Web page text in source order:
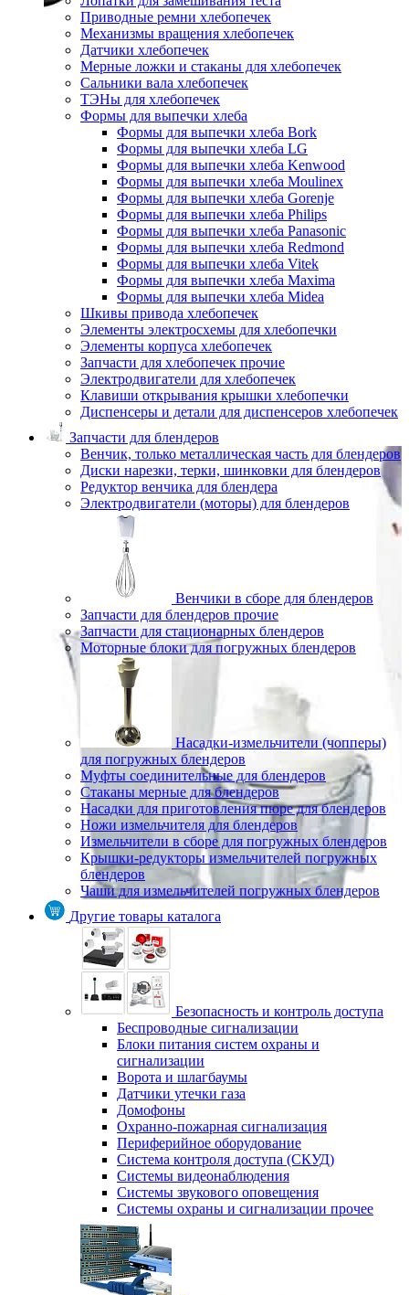
Приводные ремни хлебопечек
Механизмы вращения хлебопечек
Датчики хлебопечек
Мерные ложки и стаканы для хлебопечек
Сальники вала хлебопечек
ТЭНы для хлебопечек
Формы для выпечки хлеба
Формы для выпечки хлеба Bork
Формы для выпечки хлеба LG
Формы для выпечки хлеба Kenwood
Формы для выпечки хлеба Moulinex
Формы для выпечки хлеба Gorenje
Формы для выпечки хлеба Philips
Формы для выпечки хлеба Panasonic
Формы для выпечки хлеба Redmond
Формы для выпечки хлеба Vitek
Формы для выпечки хлеба Maxima
Формы для выпечки хлеба Midea
Шкивы привода хлебопечек
Элементы электросхемы для хлебопечки
Элементы корпуса хлебопечек
Запчасти для хлебопечек прочие
Электродвигатели для хлебопечек
Клавиши открывания крышки хлебопечки
Диспенсеры и детали для диспенсеров хлебопечек
Запчасти для блендеров
Венчик, только металлическая часть для блендеров
Диски нарезки, терки, шинковки для блендеров
Редуктор венчика для блендера
Электродвигатели (моторы) для блендеров
Венчики в сборе для блендеров
Запчасти для блендеров прочие
Запчасти для стационарных блендеров
Моторные блоки для погружных блендеров
Насадки-измельчители (чопперы)
для погружных блендеров
Муфты соединительные для блендеров
Стаканы мерные для блендеров
Насадки для приготовления пюре для блендеров
Ножи измельчителя для блендеров
Измельчители в сборе для погружных блендеров
Крышки-редукторы измельчителей погружных
блендеров
Чаши для измельчителей погружных блендеров
Другие товары каталога
Безопасность и контроль доступа
Беспроводные сигнализации
Блоки питания систем охраны и
сигнализации
Ворота и шлагбаумы
Датчики утечки газа
Домофоны
Охранно-пожарная сигнализация
Периферийное оборудование
Система контроля доступа (СКУД)
Системы видеонаблюдения
Системы звукового оповещения
Системы охраны и сигнализации прочее